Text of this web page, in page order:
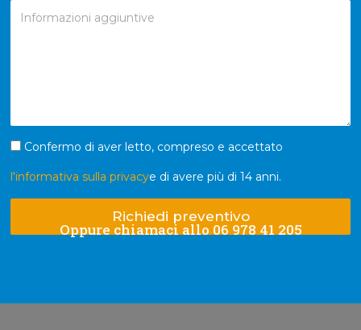
Confermo di aver letto, compreso e accettato
l'informativa sulla privacye di avere più di 14 anni.
Richiedi preventivo
Oppure chiamaci allo 06 978 41 205